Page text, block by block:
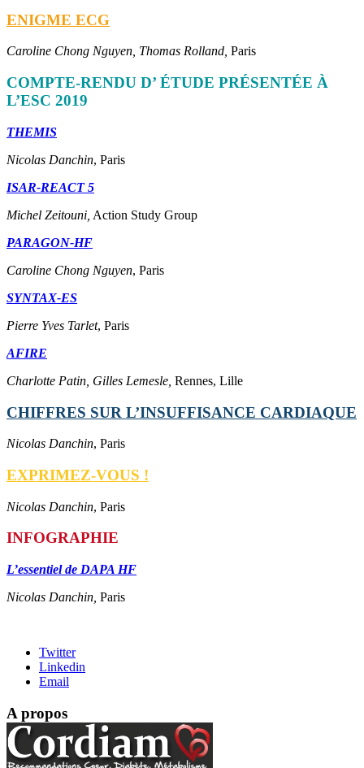
ENIGME ECG
Caroline Chong Nguyen, Thomas Rolland, Paris
COMPTE-RENDU D’ ÉTUDE PRÉSENTÉE À
L’ESC 2019
THEMIS
Nicolas Danchin, Paris
ISAR-REACT 5
Michel Zeitouni, Action Study Group
PARAGON-HF
Caroline Chong Nguyen, Paris
SYNTAX-ES
Pierre Yves Tarlet, Paris
AFIRE
Charlotte Patin, Gilles Lemesle, Rennes, Lille
CHIFFRES SUR L’INSUFFISANCE CARDIAQUE
Nicolas Danchin, Paris
EXPRIMEZ-VOUS !
Nicolas Danchin, Paris
INFOGRAPHIE
L’essentiel de DAPA HF
Nicolas Danchin, Paris
Twitter
Linkedin
Email
A propos